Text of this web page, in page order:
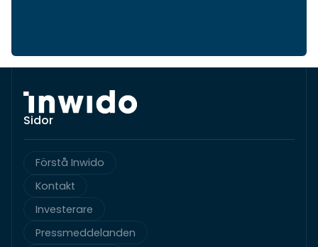
Sidor
Förstå Inwido
Kontakt
Investerare
Pressmeddelanden